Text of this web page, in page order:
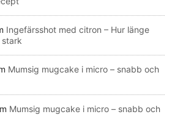
Ingefärsshot med citron – Hur länge
stark
Mumsig mugcake i micro – snabb och
Mumsig mugcake i micro – snabb och